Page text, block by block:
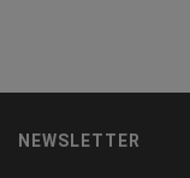
NEWSLETTER